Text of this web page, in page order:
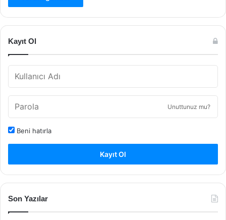
Kayıt Ol
Unuttunuz mu?
Beni hatırla
Kayıt Ol
Son Yazılar